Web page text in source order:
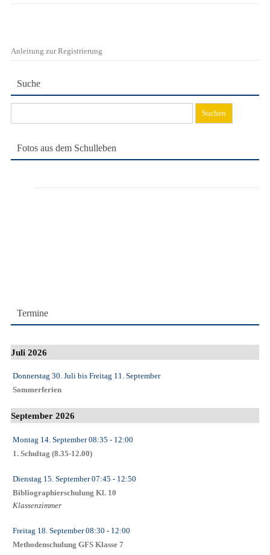
Anleitung zur Registrierung
Suche
nach:
Fotos aus dem Schulleben
Termine
Juli 2026
Donnerstag 30. Juli bis Freitag 11. September
Sommerferien
September 2026
Montag 14. September08:35 - 12:00
1. Schultag (8.35-12.00)
Dienstag 15. September07:45 - 12:50
Bibliographierschulung Kl. 10
Klassenzimmer
Freitag 18. September08:30 - 12:00
Methodenschulung GFS Klasse 7